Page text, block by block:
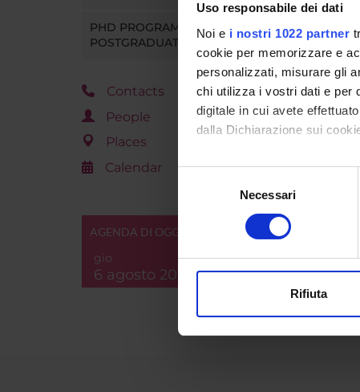
Uso responsabile dei dati
Noi e i nostri 1022 partner
cookie per memorizzare e
personalizzati, misurare gli
chi utilizza i vostri dati e per
digitale in cui avete
dalla Dichiarazione sui
Con il tuo consenso,
raccogliere
digitali).
modificare o ritirare il tuo
consenso
Necessari
Rifiuta
PHD PROGRAMMES AND
POSTGRADUATE TRAINING
Contacts
People
Places
Calendar
AGENDA DI OGGI
gio
6 agosto 2026